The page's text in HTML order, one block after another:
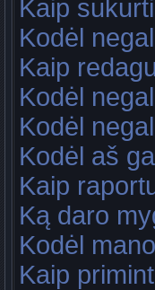
Kaip
Kodėl
Kaip
Kodėl
Kodėl
Kodėl aš
Kaip
Ką daro
Kodėl
Kaip